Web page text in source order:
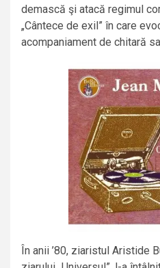
demască şi atacă regimul
„Cântece de exil” în care
acompaniament de chitară
În anii ’80, ziaristul Aristide